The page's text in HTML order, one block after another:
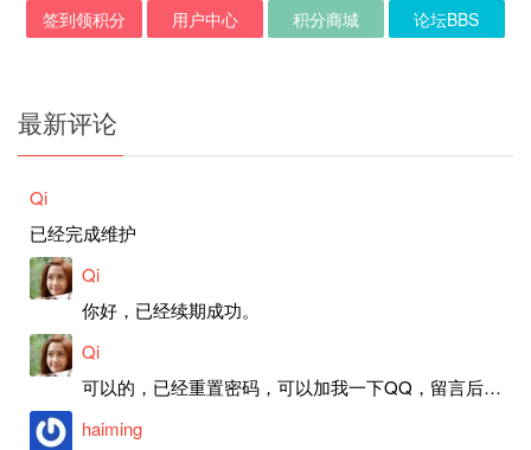
签到领积分 用户中心 积分商城 论坛BBS
最新评论
Qi
已经完成维护
Qi
你好，已经续期成功。
Qi
可以的，已经重置密码，可以加我一下QQ，留言后我就发密码给你。
haiming